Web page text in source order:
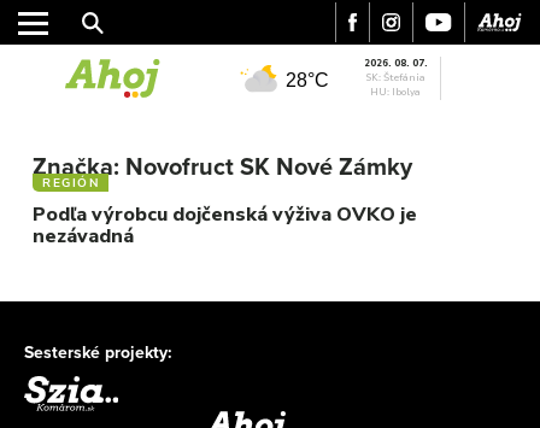
REGIÓN
KULTÚRA
28°C
2026. 08. 07.
SK: Štefánia
HU: Ibolya
Značka: Novofruct SK Nové Zámky
REGIÓN
Podľa výrobcu dojčenská výživa OVKO je
nezávadná
Sesterské projekty: